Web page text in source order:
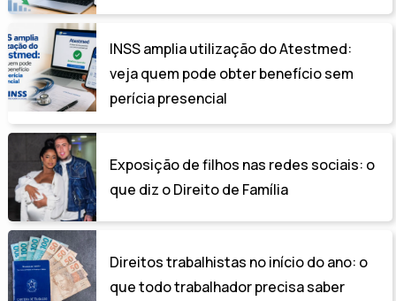
INSS amplia utilização do Atestmed:
veja quem pode obter benefício sem
perícia presencial
Exposição de filhos nas redes sociais: o
que diz o Direito de Família
Direitos trabalhistas no início do ano: o
que todo trabalhador precisa saber